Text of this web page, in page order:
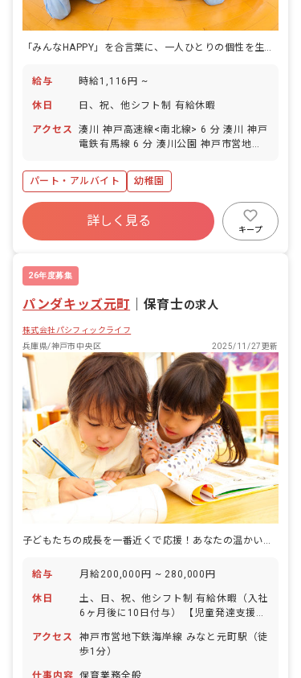
給与 時給1,116円 ~
休日 日、祝、他シフト制 有給休暇
アクセス
湊川 神戸高速線<南北線> 6 分 湊川 神戸
電鉄有馬線 6 分 湊川公園 神戸市営地下
鉄西神・山手線 12 分 新開地 神戸高速線
<南北線> 12 分
パート・アルバイト 幼稚園
詳しく見る
キープ
26年度募集
パンダキッズ元町 保育士の求人
株式会社パシフィックライフ
兵庫県/神戸市中央区
2025/11/27更新
給与 月給200,000円 ~ 280,000円
休日
土、日、祝、他シフト制 有給休暇（入社
6ヶ月後に10日付与） 【児童発達支援】
ス】日曜・祝日の週休2日 ※施設の休業
日は日曜・祝日になります
アクセス
神戸市営地下鉄海岸線 みなと元町駅（徒
歩1分）
仕事内容 保育業務全般